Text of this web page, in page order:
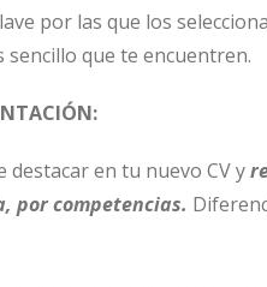
por las que los
que te encuentren.
destacar en tu nuevo CV y
por competencias.